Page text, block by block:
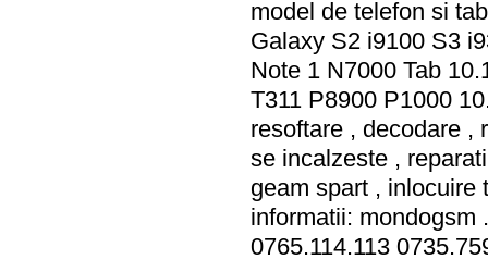
model de telefon si
Galaxy S2 i9100 S3
Note 1 N7000 Tab
T311 P8900 P1000
resoftare , decodare ,
se incalzeste ,
geam spart , inlocuire
informatii: mondogsm
0765.114.113